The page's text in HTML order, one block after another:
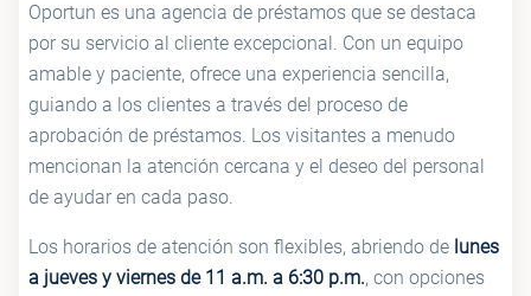
Oportun es una agencia de préstamos que se destaca
por su servicio al cliente excepcional. Con un equipo
amable y paciente, ofrece una experiencia sencilla,
guiando a los clientes a través del proceso de
aprobación de préstamos. Los visitantes a menudo
mencionan la atención cercana y el deseo del personal
de ayudar en cada paso.
Los horarios de atención son flexibles, abriendo de lunes
a jueves y viernes de 11 a.m. a 6:30 p.m., con opciones